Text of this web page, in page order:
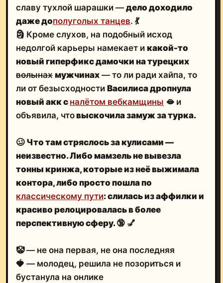
славу тухлой шарашки — дело доходило
даже дополуголых танцев. 💃
🗿 Кроме слухов, на подобный исход
недолгой карьеры намекает и какой-то
новый гиперфикс дамочки на турецких
волынах мужчинах — то ли ради хайпа, то
ли от безысходности Василиса дропнула
новый акк с налётом вебкамщины 🫦 и
объявила, чтовыскочила замуж за турка.
🥴 Что там стряслось за кулисами —
неизвестно.Либо мамзель не вывезла
тонны кринжа, которые из неё выжимала
контора, либо просто пошла по
классическому пути: слилась из аффилки и
красиво релоцировалась в более
перспективную сферу. 🔞 💅
🤡 — не она первая, не она последняя
🍓 — молодец, решила не позориться и
бустанула на онлике